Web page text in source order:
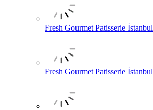
Fresh Gourmet Patisserie İstanbul
Fresh Gourmet Patisserie İstanbul